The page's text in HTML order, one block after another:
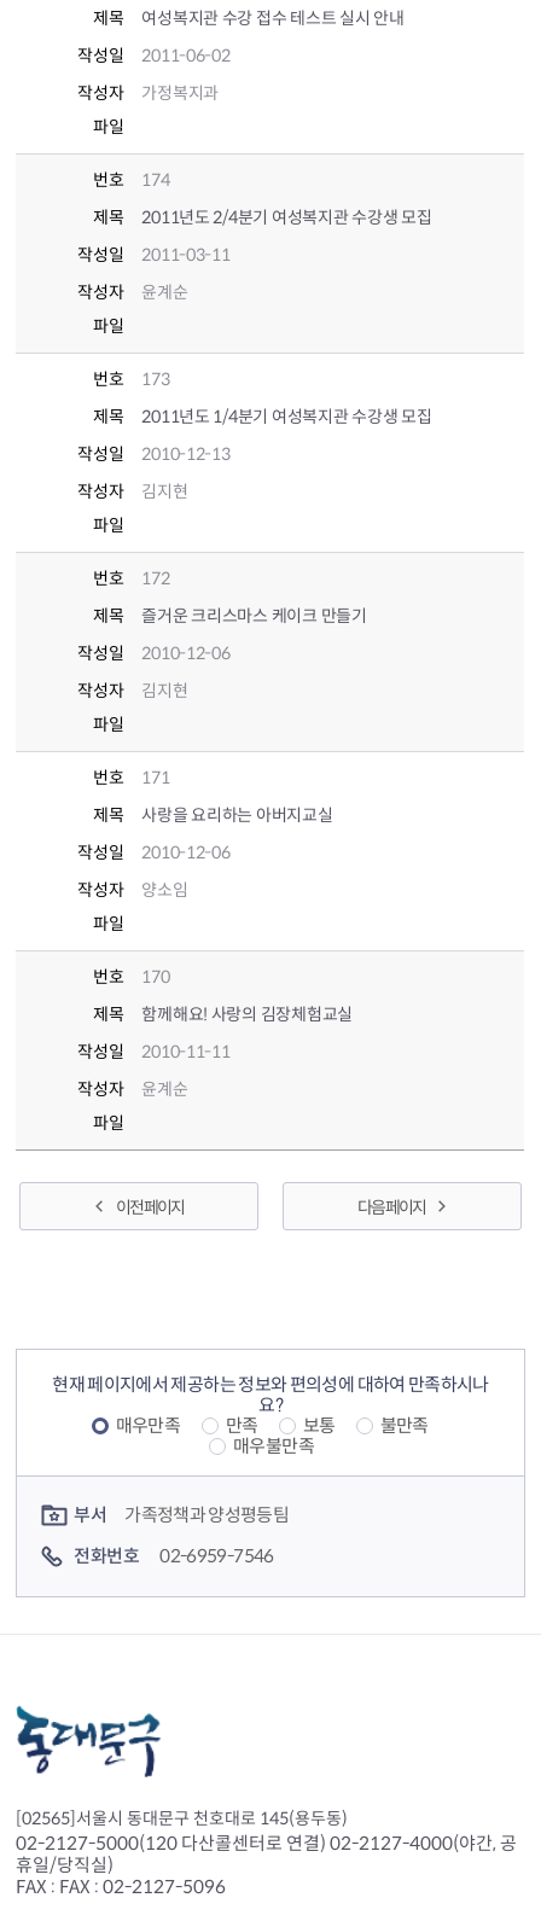
제목
여성복지관 수강 접수 테스트 실시 안내
작성일
2011-06-02
작성자
가정복지과
파일
번호
174
제목
2011년도 2/4분기 여성복지관 수강생 모집
작성일
2011-03-11
작성자
윤계순
파일
번호
173
제목
2011년도 1/4분기 여성복지관 수강생 모집
작성일
2010-12-13
작성자
김지현
파일
번호
172
제목
즐거운 크리스마스 케이크 만들기
작성일
2010-12-06
작성자
김지현
파일
번호
171
제목
사랑을 요리하는 아버지교실
작성일
2010-12-06
작성자
양소임
파일
번호
170
제목
함께해요! 사랑의 김장체험교실
작성일
2010-11-11
작성자
윤계순
파일
이전 페이지 다음 페이지
현재 페이지에서 제공하는 정보와 편의성에 대하여 만족하시나
요?
매우만족
만족 보통
불만족
매우불만족
부서
가족정책과 양성평등팀
전화번호
02-6959-7546
[02565]서울시 동대문구 천호대로 145(용두동)
02-2127-5000(120 다산콜센터로 연결) 02-2127-4000(야간, 공
휴일/당직실)
FAX : FAX : 02-2127-5096